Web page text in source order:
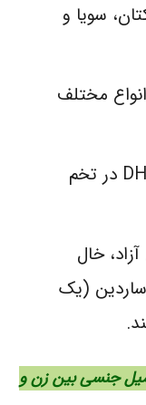
سویا و
حاوی انواع مختلف
غذاهای غنی شده با DHA/EPA در تخم
خال
(یک
میل جنسی بین زن و